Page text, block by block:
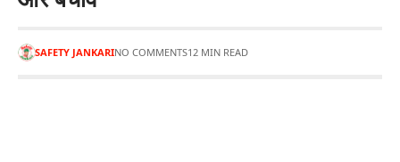
SAFETY JANKARINO COMMENTS12 MIN READ